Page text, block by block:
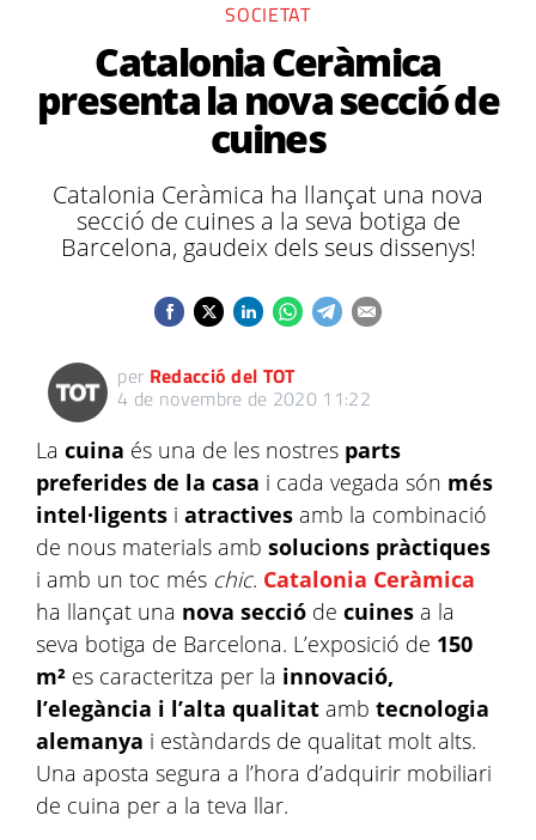
SOCIETAT
Catalonia Ceràmica
presenta la nova secció de
cuines
Catalonia Ceràmica ha llançat una nova
secció de cuines a la seva botiga de
Barcelona, gaudeix dels seus dissenys!
per Redacció del TOT
4 de novembre de 2020 11:22
La cuina és una de les nostres parts
preferides de la casa i cada vegada són més
intel·ligents i atractives amb la combinació
de nous materials amb solucions pràctiques
i amb un toc més chic. Catalonia Ceràmica
ha llançat una nova secció de cuines a la
seva botiga de Barcelona. L’exposició de 150
m² es caracteritza per la innovació,
l’elegància i l’alta qualitat amb tecnologia
alemanya i estàndards de qualitat molt alts.
Una aposta segura a l’hora d’adquirir mobiliari
de cuina per a la teva llar.